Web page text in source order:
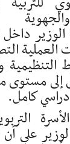
إلى مستوى
كامل.
على أن